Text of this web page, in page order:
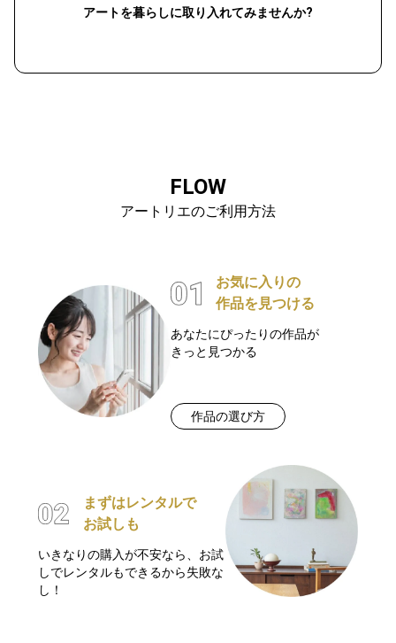
アートを暮らしに取り入れてみませんか?
FLOW
アートリエのご利用方法
お気に入りの
作品を見つける
あなたにぴったりの作品が
きっと見つかる
作品の選び方
まずはレンタルで
お試しも
いきなりの購入が不安なら、お試
しでレンタルもできるから失敗な
し！